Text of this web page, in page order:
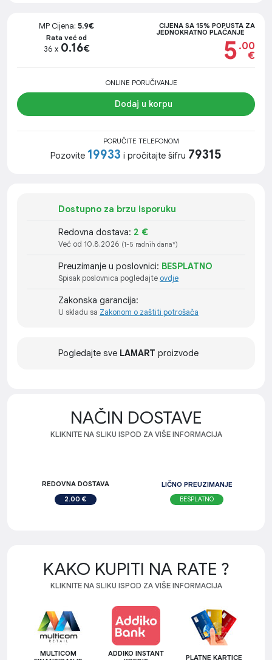
MP Cijena:5.9€
Rata već od
36 x 0.16€
CIJENA SA 15% POPUSTA ZA
JEDNOKRATNO PLAĆANJE
5 .00
€
ONLINE PORUČIVANJE
Dodaj u korpu
PORUČITE TELEFONOM
Pozovite 19933 i pročitajte šifru 79315
Dostupno za brzu isporuku
Redovna dostava: 2 €
Već od 10.8.2026 (1-5 radnih dana*)
Preuzimanje u poslovnici: BESPLATNO
Spisak poslovnica pogledajte ovdje
Zakonska garancija:
U skladu sa Zakonom o zaštiti potrošača
Pogledajte sve LAMART proizvode
NAČIN DOSTAVE
KLIKNITE NA SLIKU ISPOD ZA VIŠE INFORMACIJA
REDOVNA DOSTAVA
2.00 €
LIČNO PREUZIMANJE
BESPLATNO
KAKO KUPITI NA RATE ?
KLIKNITE NA SLIKU ISPOD ZA VIŠE INFORMACIJA
MULTICOM
ADDIKO INSTANT
PLATNE KARTICE